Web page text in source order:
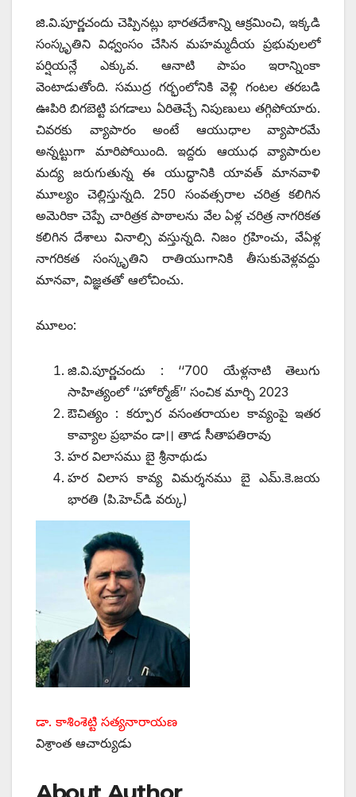
జి.వి.పూర్ణచందు చెప్పినట్లు భారతదేశాన్ని ఆక్రమించి, ఇక్కడి
సంస్కృతిని విధ్వంసం చేసిన మహమ్మదీయ ప్రభువులలో
పర్షియన్లే ఎక్కువ. ఆనాటి పాపం ఇరాన్నింకా
వెంటాడుతోంది. సముద్ర గర్భంలోనికి వెళ్లి గంటల తరబడి
ఊపిరి బిగబెట్టి పగడాలు ఏరితెచ్చే నిపుణులు తగ్గిపోయారు.
చివరకు వ్యాపారం అంటే ఆయుధాల వ్యాపారమే
అన్నట్టుగా మారిపోయింది. ఇద్దరు ఆయుధ వ్యాపారుల
మద్య జరుగుతున్న ఈ యుద్ధానికి యావత్‌ ‌మానవాళి
మూల్యం చెల్లిస్తున్నది. 250 సంవత్సరాల చరిత్ర కలిగిన
అమెరికా చెప్పే చారిత్రక పాఠాలను వేల ఏళ్ల చరిత్ర నాగరికత
కలిగిన దేశాలు వినాల్సి వస్తున్నది. నిజం గ్రహించు, వేఏళ్ల
నాగరికత సంస్కృతిని రాతియుగానికి తీసుకువెళ్లవద్దు
మానవా, విజ్ఞతతో ఆలోచించు.
మూలం:
జి.వి.పూర్ణచందు : ‘‘700 యేళ్లనాటి తెలుగు
సాహిత్యంలో ‘‘హోర్మోజ్‌’’ ‌సంచిక మార్చి 2023
ఔచిత్యం : కర్పూర వసంతరాయల కావ్యంపై ఇతర
కావ్యాల ప్రభావం డా।। తాడ సీతాపతిరావు
హర విలాసము బై శ్రీనాథుడు
హర విలాస కావ్య విమర్శనము బై ఎమ్‌.‌కె.జయ
భారతి (పి.హెచ్‌డి వర్కు)
డా. కాశింశెట్టి సత్యనారాయణ
విశ్రాంత ఆచార్యుడు